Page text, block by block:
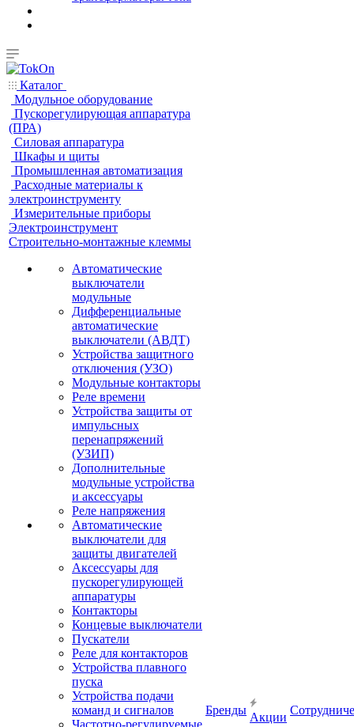
Каталог
Модульное оборудование
Пускорегулирующая аппаратура
(ПРА)
Силовая аппаратура
Шкафы и щиты
Промышленная автоматизация
Расходные материалы к
электроинструменту
Измерительные приборы
Электроинструмент
Строительно-монтажные клеммы
Автоматические
выключатели
модульные
Дифференциальные
автоматические
выключатели (АВДТ)
Устройства защитного
отключения (УЗО)
Модульные контакторы
Реле времени
Устройства защиты от
импульсных
перенапряжений
(УЗИП)
Дополнительные
модульные устройства
и аксессуары
Реле напряжения
Автоматические
выключатели для
защиты двигателей
Аксессуары для
пускорегулирующей
аппаратуры
Контакторы
Концевые выключатели
Пускатели
Реле для контакторов
Устройства плавного
пуска
Устройства подачи
команд и сигналов
Частотно-регулируемые
Бренды
Акции